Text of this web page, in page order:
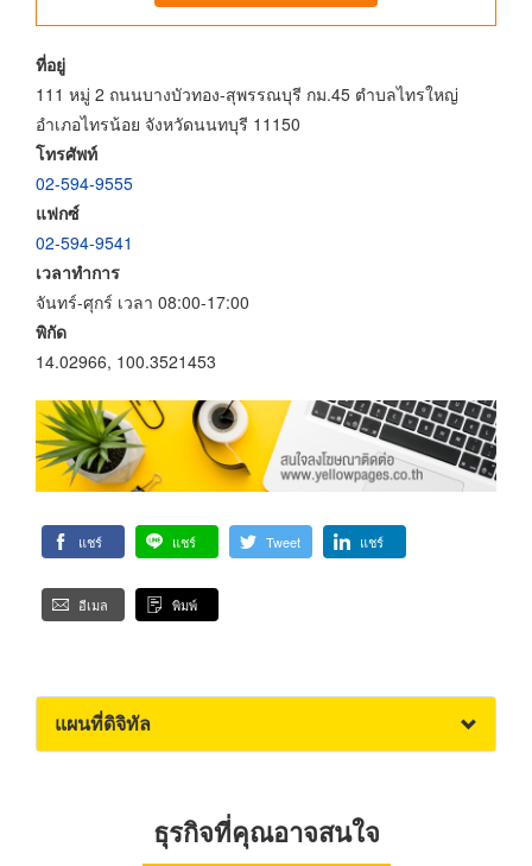
ที่อยู่
111 หมู่ 2 ถนนบางบัวทอง-สุพรรณบุรี กม.45 ตำบลไทรใหญ่
อำเภอไทรน้อย จังหวัดนนทบุรี 11150
โทรศัพท์
02-594-9555
แฟกซ์
02-594-9541
เวลาทำการ
จันทร์-ศุกร์ เวลา 08:00-17:00
พิกัด
14.02966, 100.3521453
แชร์ แชร์ Tweet แชร์
อีเมล พิมพ์
แผนที่ดิจิทัล
ธุรกิจที่คุณอาจสนใจ